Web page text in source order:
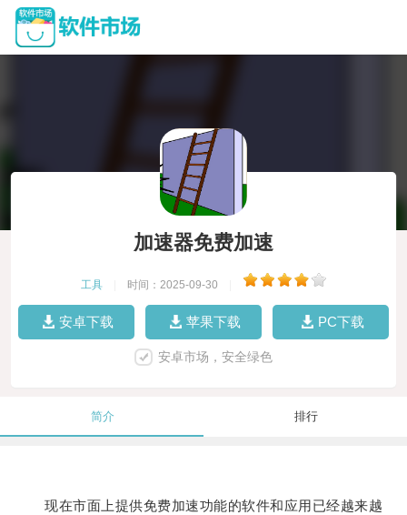
加速器免费加速
工具 时间：2025-09-30
安卓下载 苹果下载 PC下载
安卓市场，安全绿色
简介 排行
现在市面上提供免费加速功能的软件和应用已经越来越